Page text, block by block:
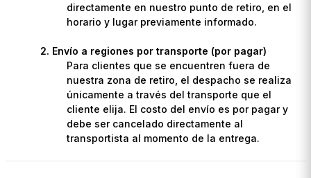
directamente en nuestro punto de retiro, en el
horario y lugar previamente informado.
Envío a regiones por transporte (por pagar)
Para clientes que se encuentren fuera de
nuestra zona de retiro, el despacho se realiza
únicamente a través del transporte que el
cliente elija. El costo del envío es por pagar y
debe ser cancelado directamente al
transportista al momento de la entrega.